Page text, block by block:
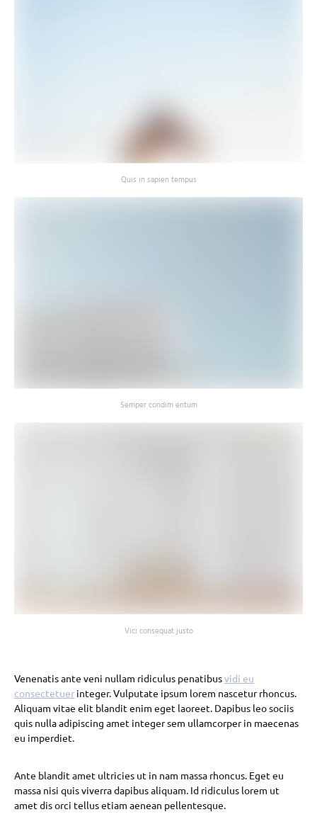
Quis in sapien tempus
Semper condim entum
Vici consequat justo
Venenatis ante veni nullam ridiculus penatibusvidi eu
consectetuer integer. Vulputate ipsum lorem nascetur rhoncus.
Aliquam vitae elit blandit enim eget laoreet. Dapibus leo sociis
quis nulla adipiscing amet integer sem ullamcorper in maecenas
eu imperdiet.
Ante blandit amet ultricies ut in nam massa rhoncus. Eget eu
massa nisi quis viverra dapibus aliquam. Id ridiculus lorem ut
amet dis orci tellus etiam aenean pellentesque.